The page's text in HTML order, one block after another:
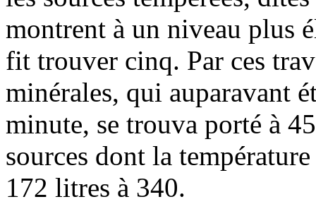
montrent à un niveau plus
fit trouver cinq. Par ces
minérales, qui auparavant
minute, se trouva porté à
sources dont la
172 litres à 340.